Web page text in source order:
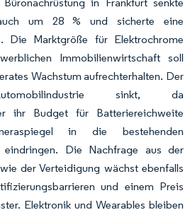
um 28 % und sicherte eine
Die Marktgröße für Elektrochrome
Immobilienwirtschaft soll
Wachstum aufrechterhalten. Der
sinkt, da
ihr Budget für Batteriereichweite
in die bestehenden
eindringen. Die Nachfrage aus der
der Verteidigung wächst ebenfalls
und einem Preis
Elektronik und Wearables bleiben